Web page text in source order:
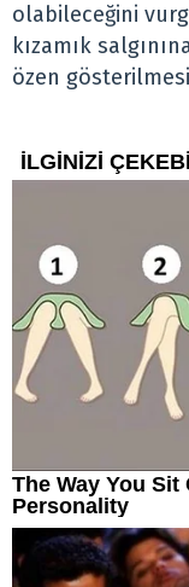
olabileceğini
kızamık
özen